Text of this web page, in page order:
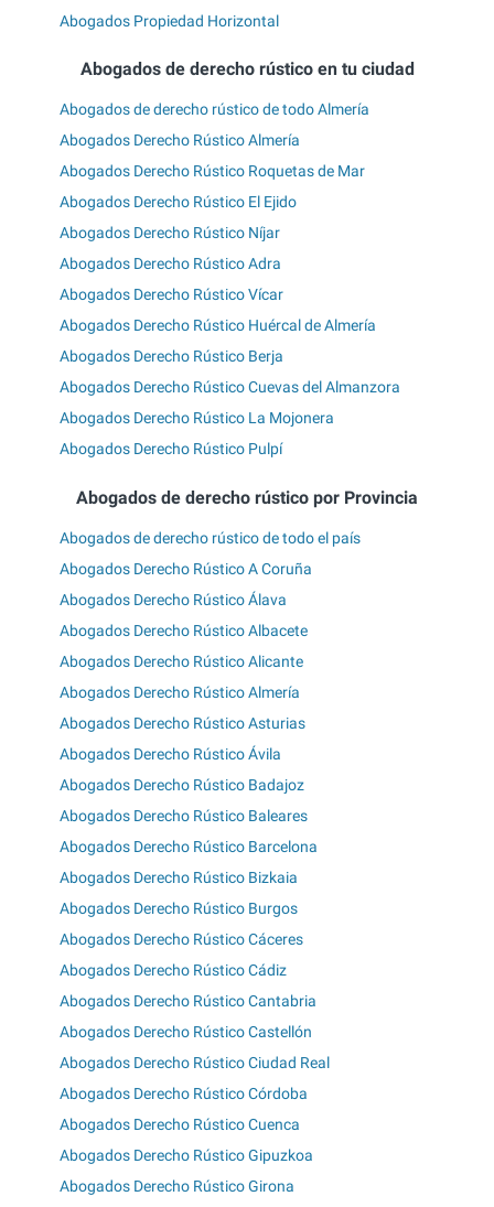
Abogados Propiedad Horizontal
Abogados de derecho rústico en tu ciudad
Abogados de derecho rústico de todo Almería
Abogados Derecho Rústico Almería
Abogados Derecho Rústico Roquetas de Mar
Abogados Derecho Rústico El Ejido
Abogados Derecho Rústico Níjar
Abogados Derecho Rústico Adra
Abogados Derecho Rústico Vícar
Abogados Derecho Rústico Huércal de Almería
Abogados Derecho Rústico Berja
Abogados Derecho Rústico Cuevas del Almanzora
Abogados Derecho Rústico La Mojonera
Abogados Derecho Rústico Pulpí
Abogados de derecho rústico por Provincia
Abogados de derecho rústico de todo el país
Abogados Derecho Rústico A Coruña
Abogados Derecho Rústico Álava
Abogados Derecho Rústico Albacete
Abogados Derecho Rústico Alicante
Abogados Derecho Rústico Almería
Abogados Derecho Rústico Asturias
Abogados Derecho Rústico Ávila
Abogados Derecho Rústico Badajoz
Abogados Derecho Rústico Baleares
Abogados Derecho Rústico Barcelona
Abogados Derecho Rústico Bizkaia
Abogados Derecho Rústico Burgos
Abogados Derecho Rústico Cáceres
Abogados Derecho Rústico Cádiz
Abogados Derecho Rústico Cantabria
Abogados Derecho Rústico Castellón
Abogados Derecho Rústico Ciudad Real
Abogados Derecho Rústico Córdoba
Abogados Derecho Rústico Cuenca
Abogados Derecho Rústico Gipuzkoa
Abogados Derecho Rústico Girona